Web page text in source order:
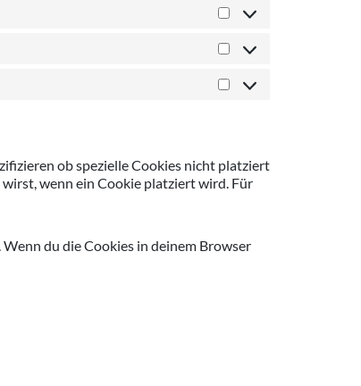
ob spezielle Cookies nicht platziert
wenn ein Cookie platziert wird. Für
du die Cookies in deinem Browser